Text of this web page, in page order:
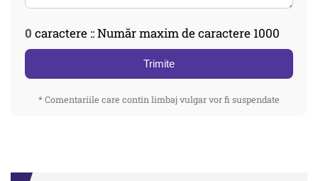
0 caractere :: Număr maxim de caractere 1000
Trimite
* Comentariile care contin limbaj vulgar vor fi suspendate